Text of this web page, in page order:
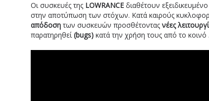
Οι συσκευές της LOWRANCE διαθέτουν
στην αποτύπωση των στόχων. Κατά καιρούς
απόδοσητων συσκευών προσθέτοντας νέες
παρατηρηθεί(bugs) κατά την χρήση τους από το κοινό .